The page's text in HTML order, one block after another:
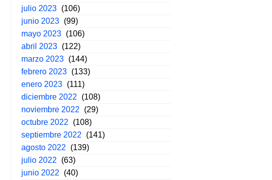
julio 2023 (106)
junio 2023 (99)
mayo 2023 (106)
abril 2023 (122)
marzo 2023 (144)
febrero 2023 (133)
enero 2023 (111)
diciembre 2022
(108)
noviembre 2022
(29)
octubre 2022
(108)
septiembre 2022
(141)
agosto 2022
(139)
julio 2022
(63)
junio 2022
(40)